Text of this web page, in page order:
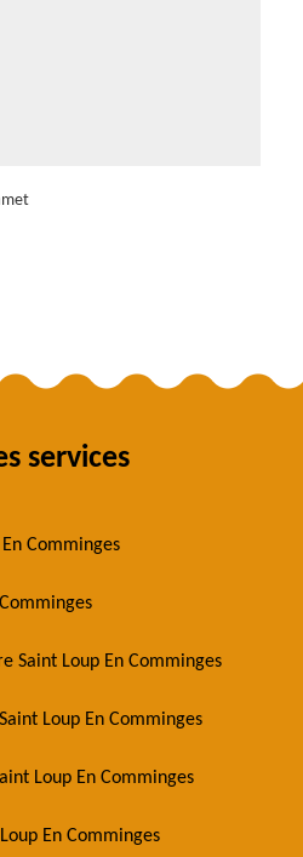
services
Comminges
Saint Loup En Comminges
Loup En Comminges
Loup En Comminges
En Comminges